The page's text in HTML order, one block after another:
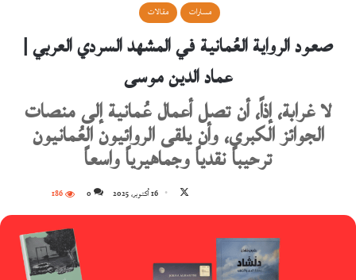
مسارات مقالات
صعود الرواية العُمانية في المشهد السردي العربي |
عماد الدين موسى
لا غرابة، إذاً، أن تصل أعمال عُمانية إلى منصات
الجوائز الكبرى، وأن يلقى الروائيون العُمانيون
ترحيباً نقدياً وجماهيرياً واسعاً
على
16 أكتوبر، 2025 0
186